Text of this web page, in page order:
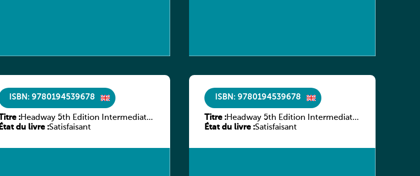
ISBN: 9780194539678
Titre :Headway 5th Edition Intermediate
Workbook without key
État du livre :Satisfaisant
ISBN: 9780194539678
Titre :Headway 5th Edition Intermediate
Workbook without key
État du livre :Satisfaisant